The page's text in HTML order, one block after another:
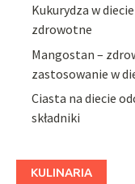
Kukurydza w
zdrowotne
Mangostan –
zastosowanie w
Ciasta na diecie
składniki
KULINARIA